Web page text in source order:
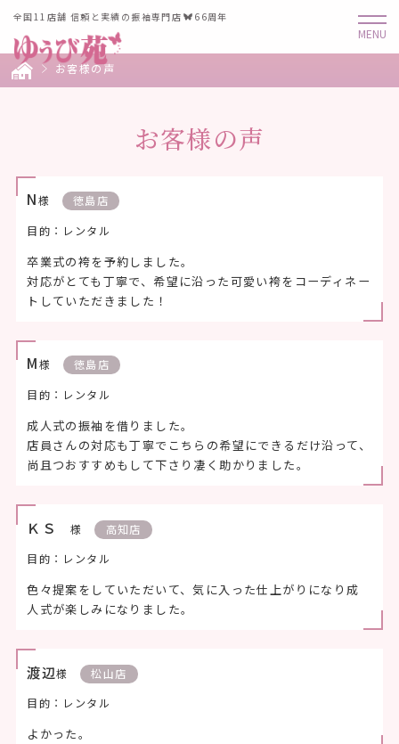
全国11店舗 信頼と実績の振袖専門店 66周年
お客様の声
お客様の声
N様
徳島店
目的：レンタル
卒業式の袴を予約しました。
対応がとても丁寧で、希望に沿った可愛い袴をコーディネー
トしていただきました！
M様
徳島店
目的：レンタル
成人式の振袖を借りました。
店員さんの対応も丁寧でこちらの希望にできるだけ沿って、
尚且つおすすめもして下さり凄く助かりました。
ＫＳ様
高知店
目的：レンタル
色々提案をしていただいて、気に入った仕上がりになり成
人式が楽しみになりました。
渡辺様
松山店
目的：レンタル
よかった。